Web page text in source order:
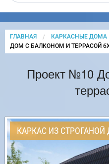
ГЛАВНАЯ
КАРКАСНЫЕ ДОМА
CURRENT:
ДОМ С БАЛКОНОМ И ТЕРРАСОЙ
Проект №10
КАРКАС ИЗ СТРОГАНОЙ